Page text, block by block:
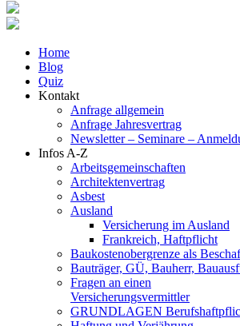
Home
Blog
Quiz
Kontakt
Anfrage allgemein
Anfrage Jahresvertrag
Newsletter – Seminare –
Infos A-Z
Arbeitsgemeinschaften
Architektenvertrag
Asbest
Ausland
Versicherung im Ausland
Frankreich, Haftpflicht
Baukostenobergrenze als
Bauträger, GÜ, Bauherr,
Fragen an einen
Versicherungsvermittler
GRUNDLAGEN